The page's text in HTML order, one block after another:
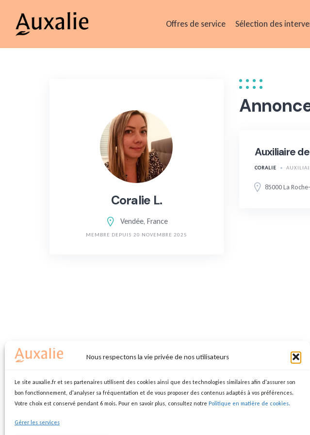
Nous respectons la vie privée de nos utilisateurs
Le site auxalie.fr et ses partenaires utilisent des cookies ainsi que des technologies similaires afin d'assurer son
bon fonctionnement, d'analyser sa fréquentation et de vous proposer des contenus adaptés à vos préférences.
Votre choix est conservé pendant 6 mois. Pour en savoir plus, consultez notre Politique en matière de cookies.
Gérer les services
content
Offres de service Sélection des
Coralie L.
Vendée, France
MEMBRE DEPUIS 20 NOVEMBRE 2025
Auxiliaire
CORALIE
85000 La